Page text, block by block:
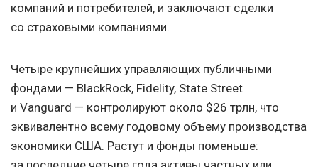
компаний и потребителей, и заключают сделки
со страховыми компаниями.
Четыре крупнейших управляющих публичными
фондами — BlackRock, Fidelity, State Street
и Vanguard — контролируют около $26 трлн, что
эквивалентно всему годовому объему производства
экономики США. Растут и фонды поменьше: